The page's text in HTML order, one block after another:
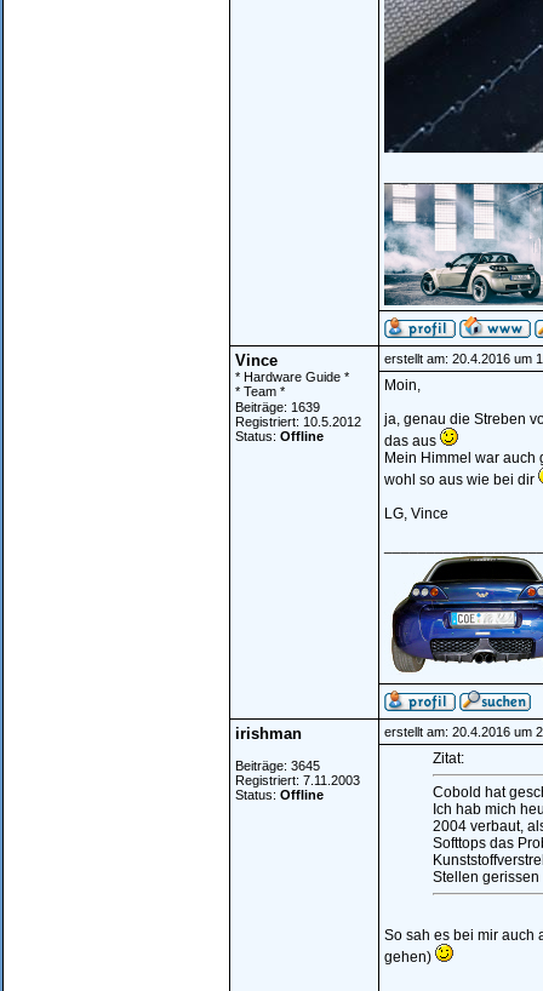
Vince
* Hardware Guide *
* Team *
Beiträge: 1639
Registriert: 10.5.2012
Status: Offline
erstellt am: 20.4.2016 um
Moin,
ja, genau die Streben
das aus
Mein Himmel war
wohl so aus wie bei dir
LG, Vince
irishman
Beiträge: 3645
Registriert: 7.11.2003
Status: Offline
erstellt am: 20.4.2016 um
Zitat:
Cobold hat
Ich hab mich
2004 verbaut,
Softtops das
Stellen gerissen
So sah es bei mir auch
gehen)